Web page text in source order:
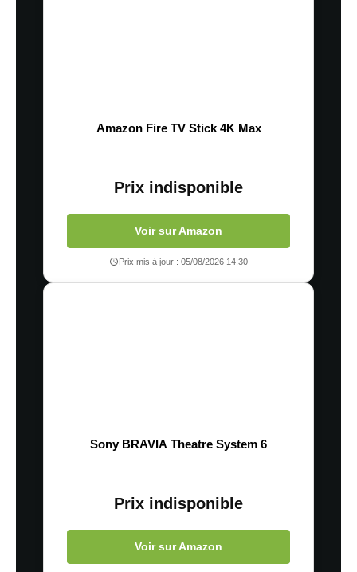
Amazon Fire TV Stick 4K Max
Prix indisponible
Voir sur Amazon
Prix mis à jour : 05/08/2026 14:30
Sony BRAVIA Theatre System 6
Prix indisponible
Voir sur Amazon